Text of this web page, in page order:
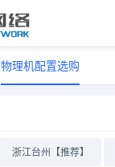
物理机配置选购
浙江台州【推荐】